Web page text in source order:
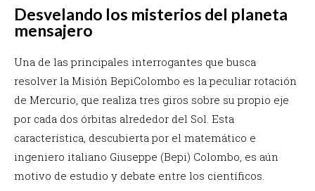
Desvelando los misterios del planeta
mensajero
Una de las principales interrogantes que busca
resolver la Misión BepiColombo es la peculiar rotación
de Mercurio, que realiza tres giros sobre su propio eje
por cada dos órbitas alrededor del Sol. Esta
característica, descubierta por el matemático e
ingeniero italiano Giuseppe (Bepi) Colombo, es aún
motivo de estudio y debate entre los científicos.